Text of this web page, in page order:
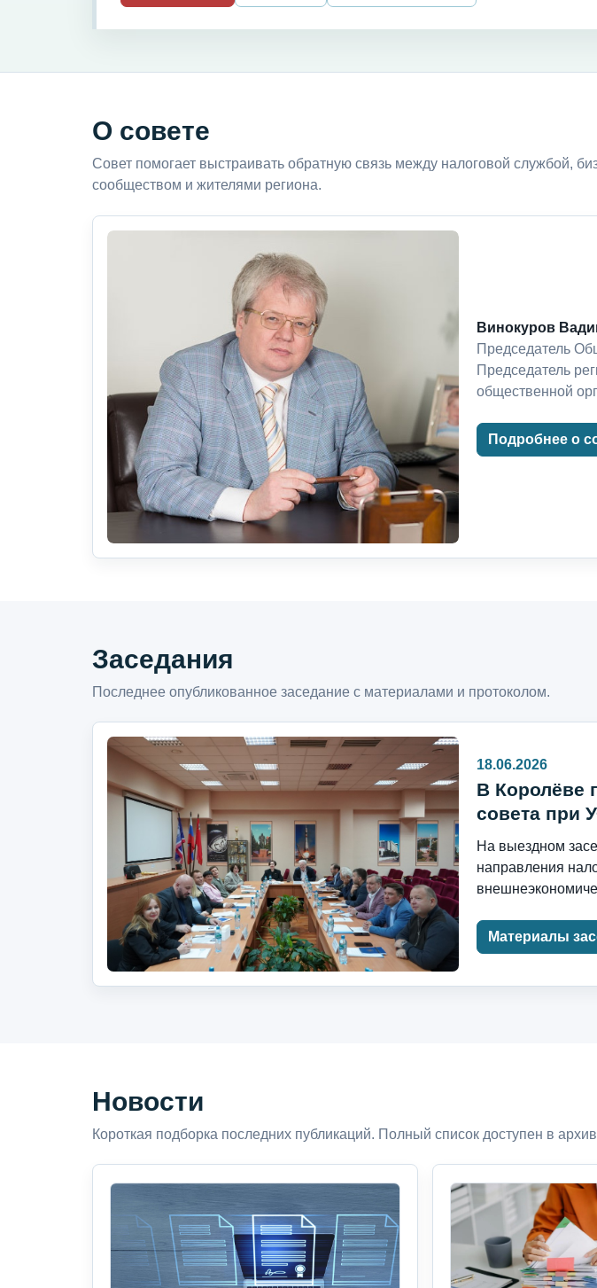
О совете
Совет помогает выстраивать обратную связь между налоговой службой,
сообществом и жителями региона.
Винокуров
Председатель
Председатель
общественной
Подробнее о
Заседания
Последнее опубликованное заседание с материалами и протоколом.
18.06.2026
В Королёве
совета при
На выездном
направления
Материалы
Новости
Короткая подборка последних публикаций. Полный список доступен в